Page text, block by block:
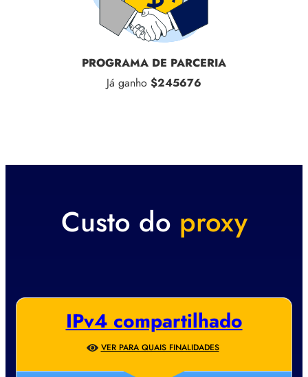
PROGRAMA DE PARCERIA
Já ganho $245676
Custo do proxy
IPv4 compartilhado
VER PARA QUAIS FINALIDADES